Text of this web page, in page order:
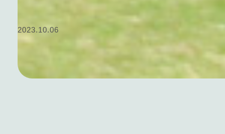
2023.10.06